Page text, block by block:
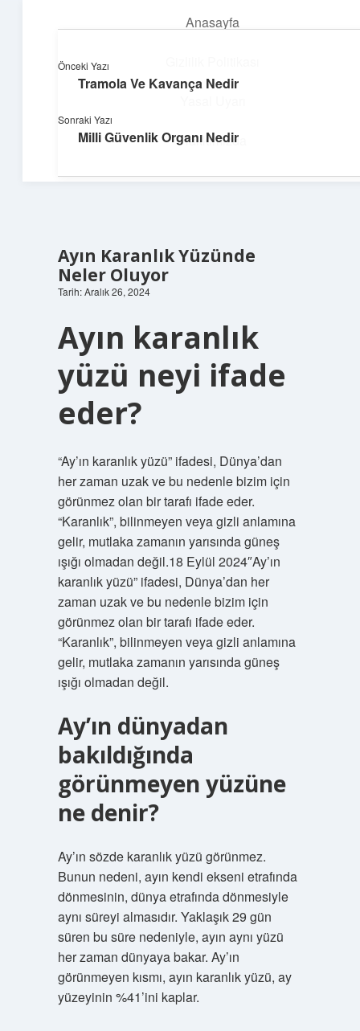
Anasayfa
Hakkımızda
Enerji Dolu Fikirler
Hayatına güç katan neşeli öneriler!
Ayın Karanlık Yüzünde
Neler Oluyor
Tarih: Aralık 26, 2024
Ayın karanlık
yüzü neyi ifade
eder?
“Ay’ın karanlık yüzü” ifadesi, Dünya’dan
her zaman uzak ve bu nedenle bizim için
görünmez olan bir tarafı ifade eder.
“Karanlık”, bilinmeyen veya gizli anlamına
gelir, mutlaka zamanın yarısında güneş
ışığı olmadan değil.18 Eylül 2024″Ay’ın
karanlık yüzü” ifadesi, Dünya’dan her
zaman uzak ve bu nedenle bizim için
görünmez olan bir tarafı ifade eder.
“Karanlık”, bilinmeyen veya gizli anlamına
gelir, mutlaka zamanın yarısında güneş
ışığı olmadan değil.
Ay’ın dünyadan
bakıldığında
görünmeyen yüzüne
ne denir?
Ay’ın sözde karanlık yüzü görünmez.
Bunun nedeni, ayın kendi ekseni etrafında
dönmesinin, dünya etrafında dönmesiyle
aynı süreyi almasıdır. Yaklaşık 29 gün
süren bu süre nedeniyle, ayın aynı yüzü
her zaman dünyaya bakar. Ay’ın
görünmeyen kısmı, ayın karanlık yüzü, ay
yüzeyinin %41’ini kaplar.
Önceki Yazı
Tramola Ve Kavança Nedir
Sonraki Yazı
Milli Güvenlik Organı Nedir